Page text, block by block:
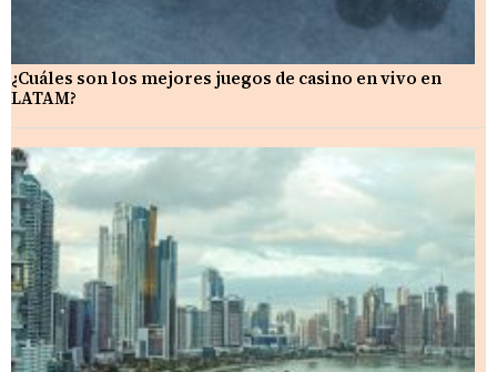
¿Cuáles son los mejores juegos de casino en vivo en
LATAM?